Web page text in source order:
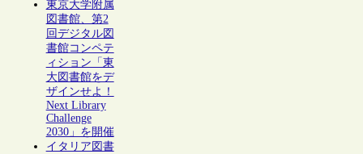
東京大学附属
図書館、第2
回デジタル図
書館コンペテ
ィション「東
大図書館をデ
ザインせよ！
Next Library
Challenge
2030」を開催
イタリア図書